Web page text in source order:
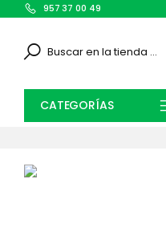
957 37 00 49
CATEGORÍAS